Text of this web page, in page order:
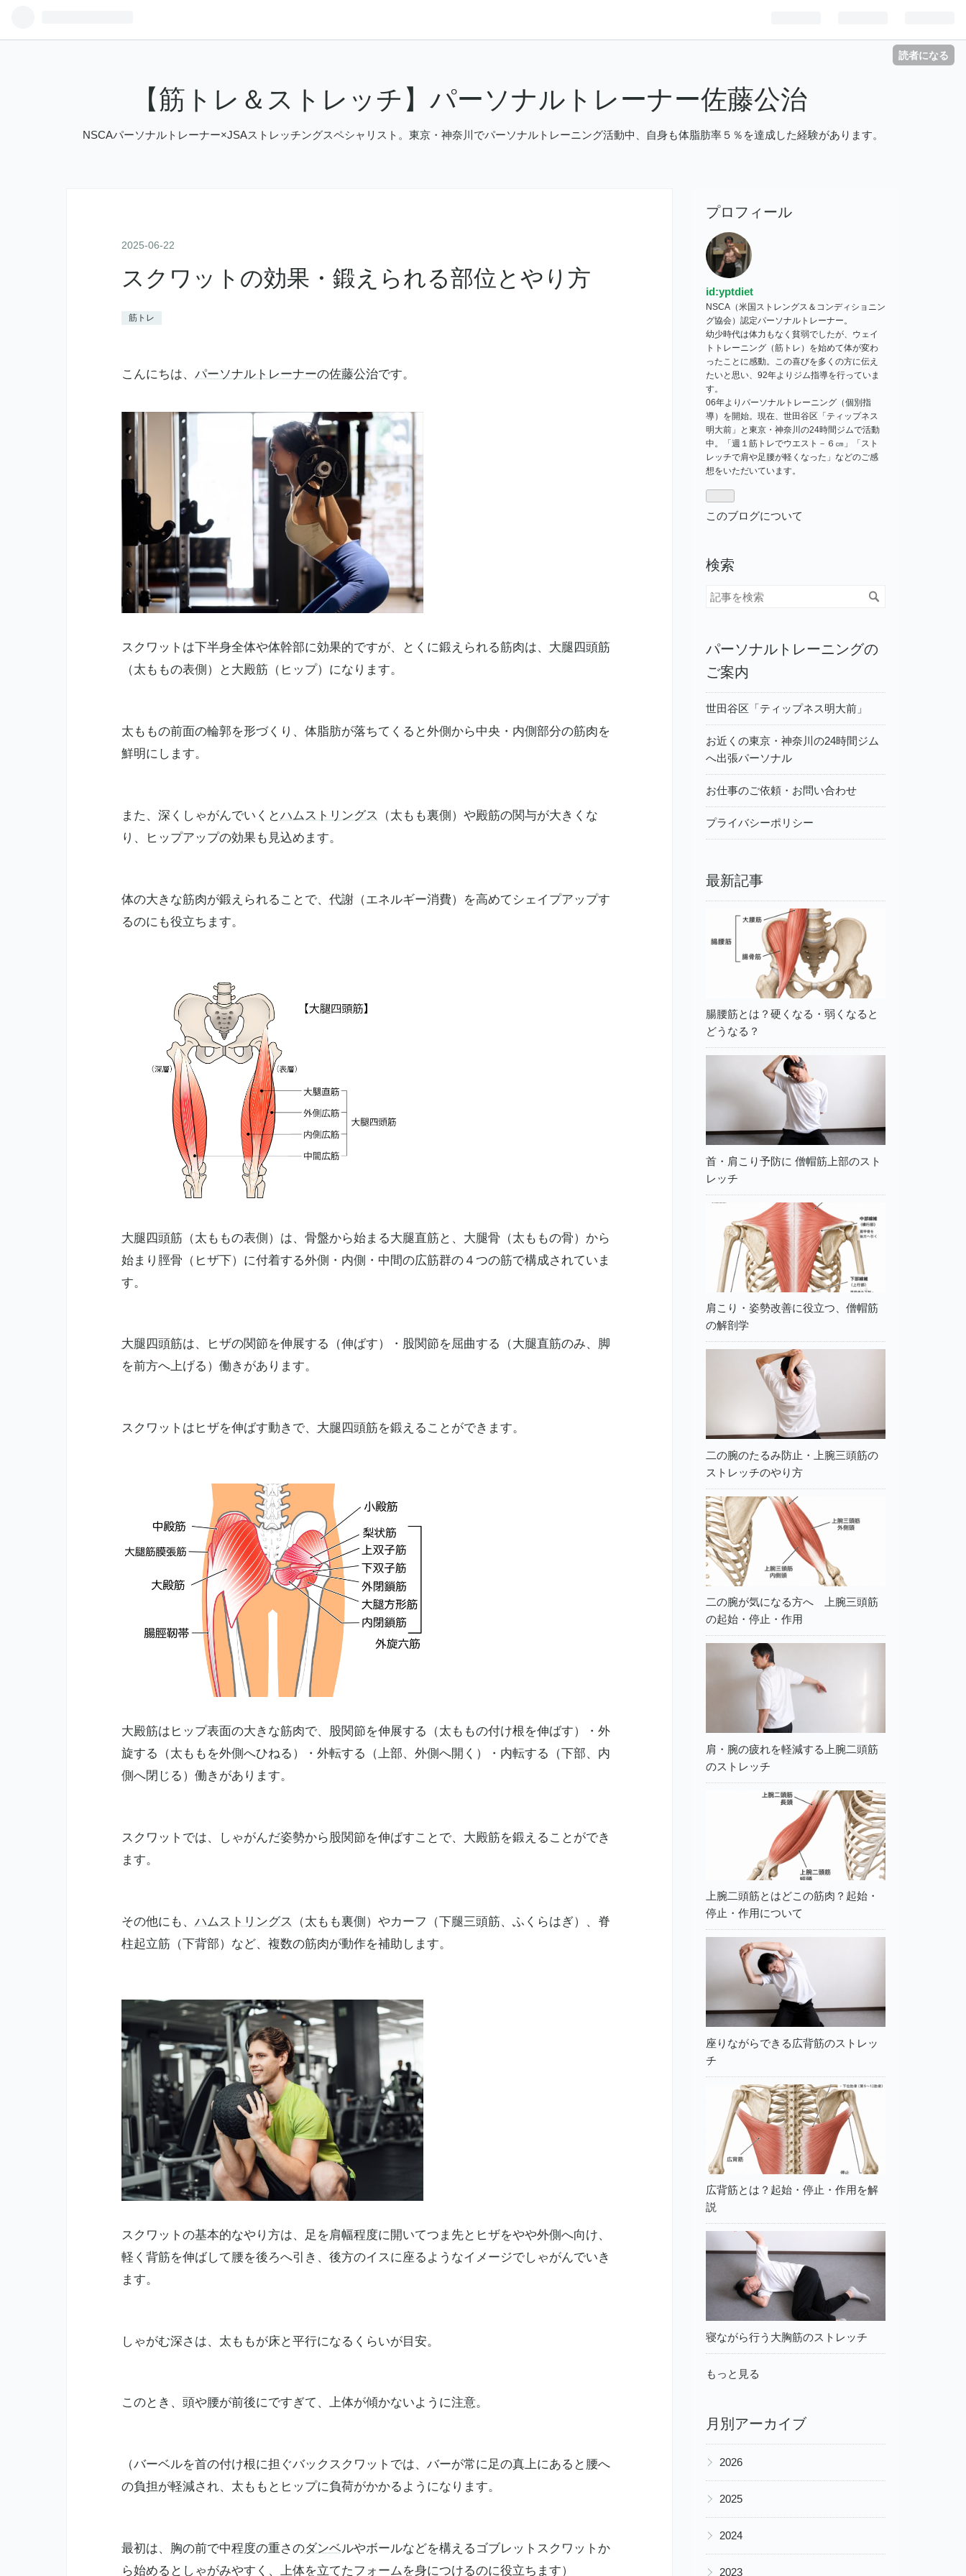
読者になる
【筋トレ＆ストレッチ】パーソナルトレーナー佐藤公治
NSCAパーソナルトレーナー×JSAストレッチングスペシャリスト。東京・神奈川でパーソナルトレーニング活動中、自身も体脂肪率５％を達成した経験があります。
2025-06-22
スクワットの効果・鍛えられる部位とやり方
筋トレ
こんにちは、 パーソナルトレーナーの佐藤公治です。
スクワットは下半身全体や体幹部に効果的ですが、とくに鍛えられる筋肉は、 大腿四頭筋
（太ももの表側）と大殿筋（ヒップ）になります。
太ももの前面の輪郭を形づくり、体脂肪が落ちてくると外側から中央・内側部分の筋肉を
鮮明にします。
また、深くしゃがんでいくとハムストリングス
（太もも裏側）や殿筋の関与が大きくな
り、ヒップアップの効果も見込めます。
体の大きな筋肉が鍛えられることで、 代謝（エネルギー消費）を高めてシェイプアップす
るのにも役立ちます。
大腿四頭筋（太ももの表側）は、骨盤から始まる大腿直筋と、大腿骨（太ももの骨）から
始まり脛骨（ヒザ下）に付着する外側・内側・中間の広筋群の４つの筋で構成されていま
す。
大腿四頭筋は、ヒザの関節を伸展する（伸ばす）・股関節を屈曲する（大腿直筋のみ、脚
を前方へ上げる）働きがあります。
スクワットはヒザを伸ばす動きで、 大腿四頭筋を鍛えることができます。
大殿筋はヒップ表面の大きな筋肉で、股関節を伸展する（太ももの付け根を伸ばす）・外
旋する（太ももを外側へひねる）・外転する（上部、外側へ開く）・内転する（下部、内
側へ閉じる）働きがあります。
スクワットでは、しゃがんだ姿勢から股関節を伸ばすことで、大殿筋を鍛えることができ
ます。
その他にも、 ハムストリングス
（太もも裏側）やカーフ（下腿三頭筋、ふくらはぎ）、脊
柱起立筋（下背部）など、複数の筋肉が動作を補助します。
スクワットの基本的なやり方は、足を肩幅程度に開いてつま先とヒザをやや外側へ向け、
軽く背筋を伸ばして腰を後ろへ引き、後方のイスに座るようなイメージでしゃがんでいき
ます。
しゃがむ深さは、太ももが床と平行になるくらいが目安。
このとき、頭や腰が前後にですぎて、上体が傾かないように注意。
（バーベルを首の付け根に担ぐバックスクワットでは、バーが常に足の真上にあると腰へ
の負担が軽減され、太ももとヒップに負荷がかかるようになります。
最初は、胸の前で中程度の重さのダンベルやボールなどを構えるゴブレットスクワットか
ら始めるとしゃがみやすく、上体を立てたフォームを身につけるのに役立ちます）
プロフィール
id:yptdiet
NSCA（米国ストレングス＆コンディショニン
グ協会）認定パーソナルトレーナー。
幼少時代は体力もなく貧弱でしたが、ウェイ
トトレーニング（筋トレ）を始めて体が変わ
ったことに感動。この喜びを多くの方に伝え
たいと思い、92年よりジム指導を行っていま
す。
06年よりパーソナルトレーニング（個別指
導）を開始。現在、世田谷区「ティップネス
明大前」と東京・神奈川の24時間ジムで活動
中。「週１筋トレでウエスト－６㎝」「スト
レッチで肩や足腰が軽くなった」などのご感
想をいただいています。
このブログについて
検索
パーソナルトレーニングの
ご案内
世田谷区「ティップネス明大前」
お近くの東京・神奈川の24時間ジム
へ出張パーソナル
お仕事のご依頼・お問い合わせ
プライバシーポリシー
最新記事
腸腰筋とは？硬くなる・弱くなると
どうなる？
首・肩こり予防に 僧帽筋上部のスト
レッチ
肩こり・姿勢改善に役立つ、僧帽筋
の解剖学
二の腕のたるみ防止・上腕三頭筋の
ストレッチのやり方
二の腕が気になる方へ 上腕三頭筋
の起始・停止・作用
肩・腕の疲れを軽減する上腕二頭筋
のストレッチ
上腕二頭筋とはどこの筋肉？起始・
停止・作用について
座りながらできる広背筋のストレッ
チ
広背筋とは？起始・停止・作用を解
説
寝ながら行う大胸筋のストレッチ
もっと見る
月別アーカイブ
▶ 2026
▶ 2025
▶ 2024
▶ 2023